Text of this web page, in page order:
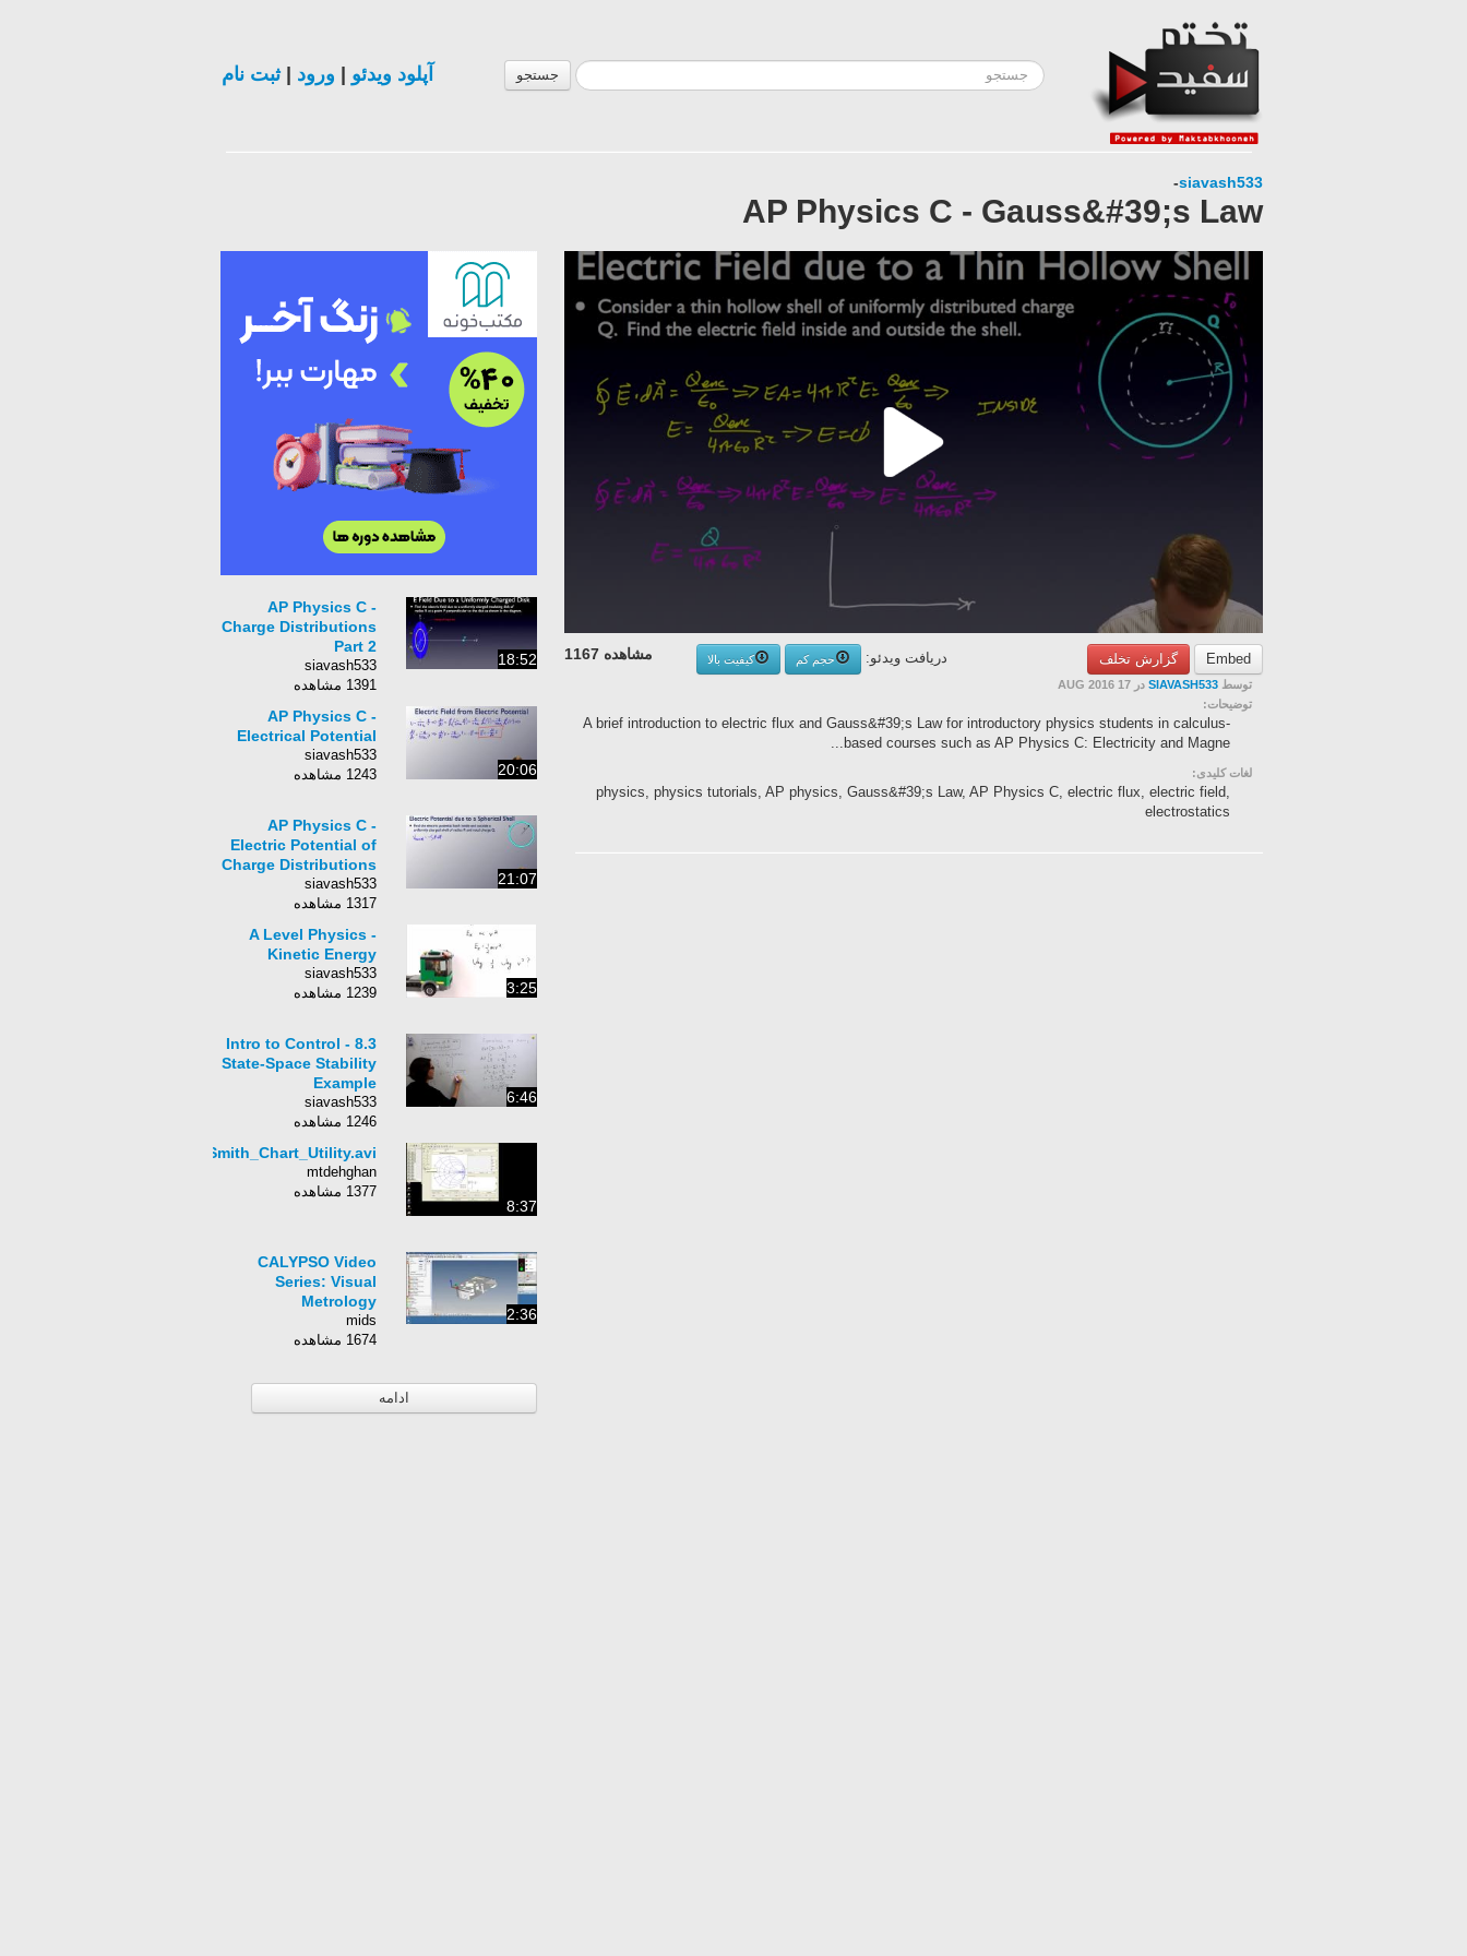
جستجو آپلود ویدئو ورود |ثبت نام
siavash533
-
AP Physics C - Gauss&#39;s Law
Embed گزارش تخلف مشاهده 1167 دریافت ویدئو: حجم کم
کیفیت بالا
توسط SIAVASH533 در 17 AUG 2016
توضیحات:
A brief introduction to electric flux and Gauss&#39;s Law for introductory physics students in calculus-
based courses such as AP Physics C: Electricity and Magne...
لغات کلیدی:
physics, physics tutorials, AP physics, Gauss&#39;s Law, AP Physics C, electric flux, electric field,
electrostatics
18:52
AP Physics C -
Charge Distributions
Part 2
siavash533
1391 مشاهده
20:06
AP Physics C -
Electrical Potential
siavash533
1243 مشاهده
21:07
AP Physics C -
Electric Potential of
Charge Distributions
siavash533
1317 مشاهده
3:25
A Level Physics -
Kinetic Energy
siavash533
1239 مشاهده
6:46
Intro to Control - 8.3
State-Space Stability
Example
siavash533
1246 مشاهده
8:37
ADS_Smith_Chart_Utility.avi
mtdehghan
1377 مشاهده
2:36
CALYPSO Video
Series: Visual
Metrology
mids
1674 مشاهده
ادامه